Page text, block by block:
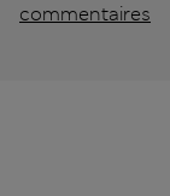
commentaires